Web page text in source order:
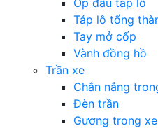
Ốp đầu táp lô
Táp lô tổng
Tay mở cốp
Vành đồng hồ
Trần xe
Chắn nắng
Đèn trần
Gương trong xe